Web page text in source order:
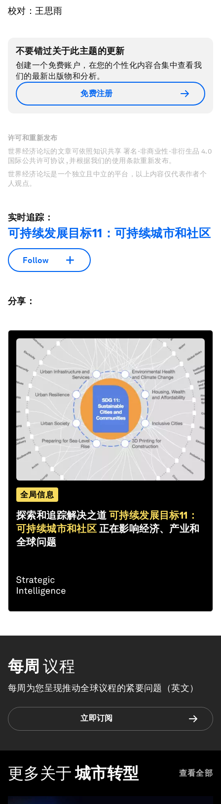
校对：王思雨
不要错过关于此主题的更新
创建一个免费账户，在您的个性化内容合集中查看我
们的最新出版物和分析。
免费注册
许可和重新发布
世界经济论坛的文章可依照知识共享 署名-非商业性-非衍生品 4.0
国际公共许可协议 , 并根据我们的使用条款重新发布。
世界经济论坛是一个独立且中立的平台，以上内容仅代表作者个
人观点。
实时追踪：
可持续发展目标11：可持续城市和社区
Follow
分享：
全局信息
探索和追踪解决之道可持续发展目标11：
可持续城市和社区 正在影响经济、产业和
全球问题
每周 议程
每周为您呈现推动全球议程的紧要问题（英文）
立即订阅
更多关于 城市转型 查看全部